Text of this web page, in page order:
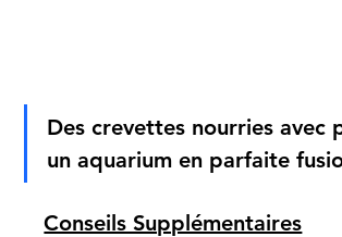
Des crevettes nourries avec
un aquarium en parfaite
Conseils Supplémentaires